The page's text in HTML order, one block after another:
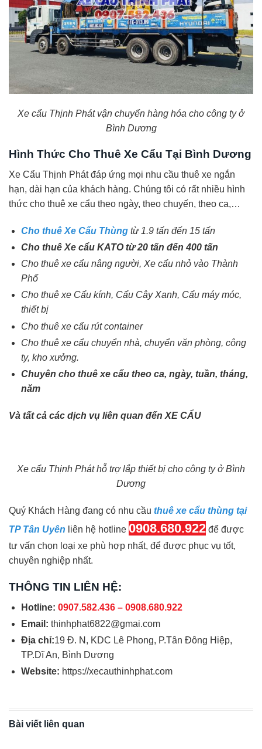
Xe cẩu Thịnh Phát vận chuyển hàng hóa cho công ty ở
Bình Dương
Hình Thức Cho Thuê Xe Cẩu Tại Bình Dương
Xe Cẩu Thịnh Phát đáp ứng mọi nhu cầu thuê xe ngắn
hạn, dài hạn của khách hàng. Chúng tôi có rất nhiều hình
thức cho thuê xe cẩu theo ngày, theo chuyến, theo ca,…
Cho thuê Xe Cẩu Thùngtừ 1.9 tấn đến 15 tấn
Cho thuê Xe cẩu KATO từ 20 tấn đến 400 tấn
Cho thuê xe cẩu nâng người, Xe cẩu nhỏ vào Thành
Phố
Cho thuê xe Cẩu kính, Cẩu Cây Xanh, Cẩu máy móc,
thiết bị
Cho thuê xe cẩu rút container
Cho thuê xe cẩu chuyển nhà, chuyển văn phòng, công
ty, kho xưởng.
Chuyên cho thuê xe cẩu theo ca, ngày, tuần, tháng,
năm
Và tất cả các dịch vụ liên quan đến XE CẨU
Xe cẩu Thịnh Phát hỗ trợ lắp thiết bị cho công ty ở Bình
Dương
Quý Khách Hàng đang có nhu cầu thuê xe cẩu thùng tại
TP Tân Uyên liên hệ hotline 0908.680.922 để được
tư vấn chọn loại xe phù hợp nhất, để được phục vụ tốt,
chuyên nghiệp nhất.
THÔNG TIN LIÊN HỆ:
Hotline: 0907.582.436 – 0908.680.922
Email: thinhphat6822@gmai.com
Địa chỉ:19 Đ. N, KDC Lê Phong, P.Tân Đông Hiệp,
TP.Dĩ An, Bình Dương
Website: https://xecauthinhphat.com
Bài viết liên quan